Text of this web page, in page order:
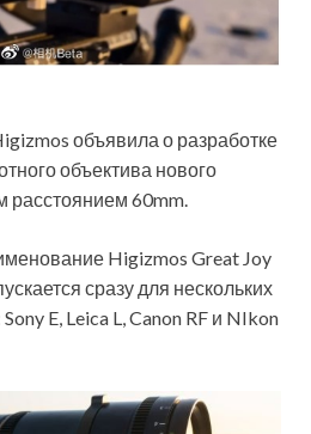
объявила о разработке
объектива нового
расстоянием 60mm.
Higizmos Great Joy
сразу для нескольких
E, Leica L, Canon RF и NIkon